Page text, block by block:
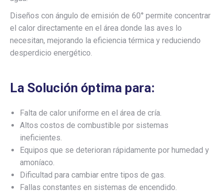
Diseños con ángulo de emisión de 60° permite concentrar
el calor directamente en el área donde las aves lo
necesitan, mejorando la eficiencia térmica y reduciendo
desperdicio energético.
La Solución óptima para:
Falta de calor uniforme en el área de cría.
Altos costos de combustible por sistemas
ineficientes.
Equipos que se deterioran rápidamente por humedad y
amoníaco.
Dificultad para cambiar entre tipos de gas.
Fallas constantes en sistemas de encendido.